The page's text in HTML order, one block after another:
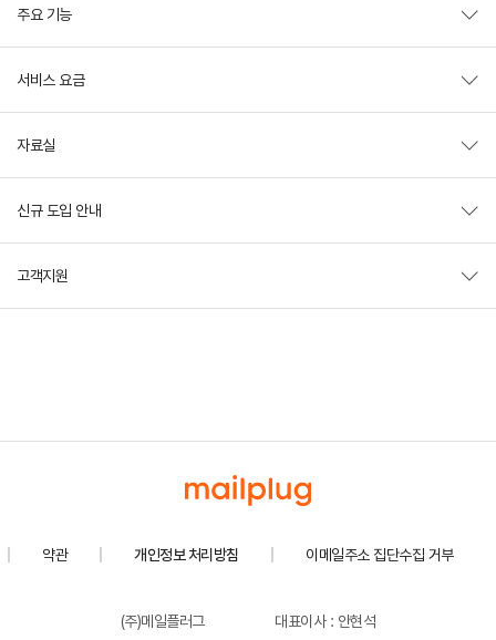
주요 기능
서비스 요금
자료실
신규 도입 안내
고객지원
약관 개인정보 처리방침 이메일주소 집단수집 거부
(주)메일플러그
대표이사 : 안현석